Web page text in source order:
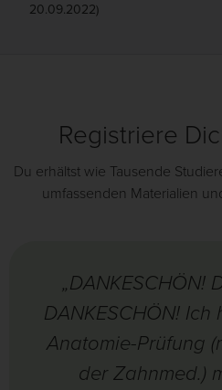
20.09.2022)
Registriere
Du erhältst wie Tausende
umfassenden Materialien
„DANKESCHÖN!
DANKESCHÖN!
Anatomie-Prüfung
der Zahnmed.)